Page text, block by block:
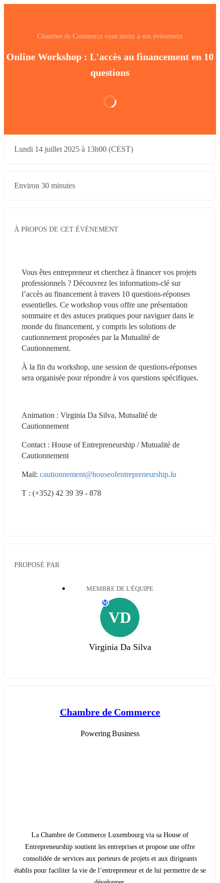
Chambre de Commerce vous invite à son événement
Online Workshop : L'accès au financement en 10
questions
Lundi 14 juillet 2025 à 13h00 (CEST)
Environ 30 minutes
À PROPOS DE CET ÉVÉNEMENT
Vous êtes entrepreneur et cherchez à financer vos projets
professionnels ? Découvrez les informations-clé sur
l’accès au financement à travers 10 questions-réponses
essentielles. Ce workshop vous offre une présentation
sommaire et des astuces pratiques pour naviguer dans le
monde du financement, y compris les solutions de
cautionnement proposées par la Mutualité de
Cautionnement.
À la fin du workshop, une session de questions-réponses
sera organisée pour répondre à vos questions spécifiques.
Animation : Virginia Da Silva, Mutualité de
Cautionnement
Contact : House of Entrepreneurship / Mutualité de
Cautionnement
Mail: cautionnement@houseofentrepreneurship.lu
T : (+352) 42 39 39 - 878
PROPOSÉ PAR
MEMBRE DE L'ÉQUIPE
VD
M
Virginia Da Silva
Chambre de Commerce
Powering Business
La Chambre de Commerce Luxembourg via sa House of
Entrepreneurship soutient les entreprises et propose une offre
consolidée de services aux porteurs de projets et aux dirigeants
établis pour faciliter la vie de l’entrepreneur et de lui permettre de se